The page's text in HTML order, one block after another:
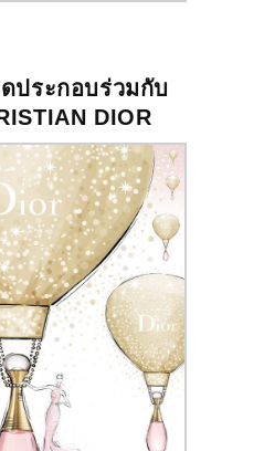
ประกอบร่วมกับ
DIOR